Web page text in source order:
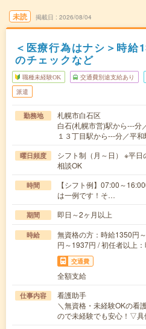
未読 掲載日 2026/08/04
＜医療行為はナシ＞時給
のチェックなど
職種未経験OK 交通費別途支給あり
派遣
勤務地
札幌市白石区
白石(札幌市営)駅から---分
１３丁目駅から---分／平
曜日頻度
シフト制（月～日） ※平
相談OK
時間
【シフト例】07:00～
は一例です！そ…
期間 即日～2ヶ月以上
時給
無資格の方：時給1350円
円～1937円 / 初任者以上
交通費
全額支給
仕事内容
看護助手
＼無資格・未経験OKの看
ので未経験でも安心！▽